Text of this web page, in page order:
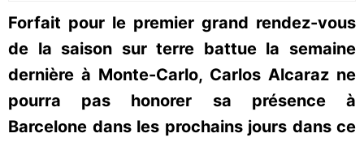
Forfait pour le premier grand rendez-vous
de la saison sur terre battue la semaine
dernière à Monte-Carlo, Carlos Alcaraz ne
pourra pas honorer sa présence à
Barcelone dans les prochains jours dans ce